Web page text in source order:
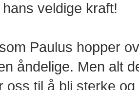
veldige kraft!
Paulus hopper
åndelige. Men alt
oss til å bli sterke